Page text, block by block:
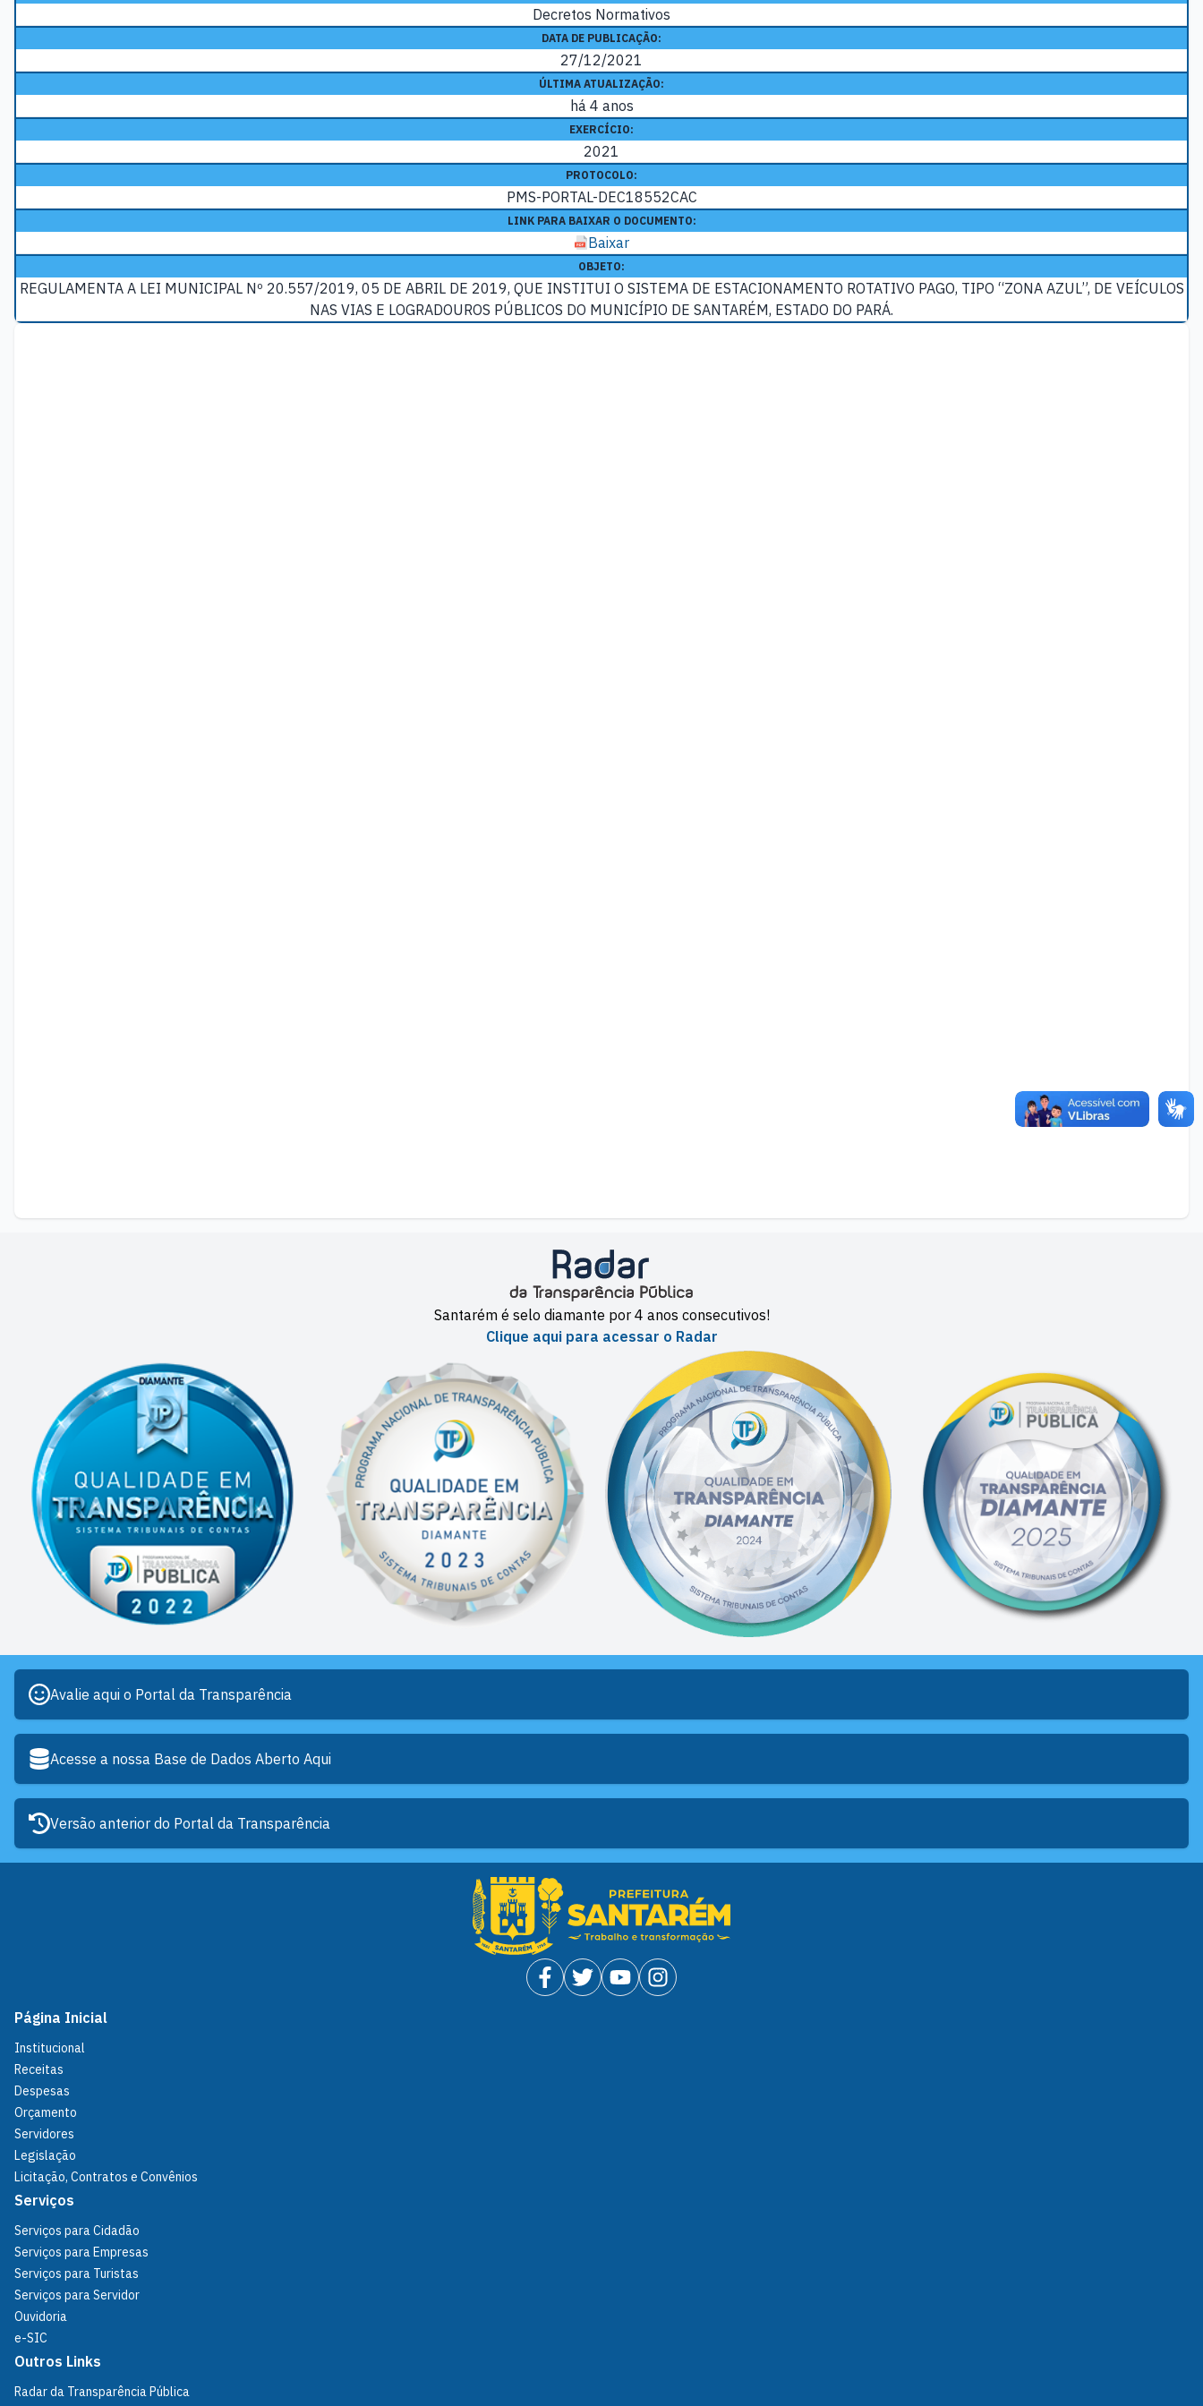
Decretos Normativos
DATA DE PUBLICAÇÃO:
27/12/2021
ÚLTIMA ATUALIZAÇÃO:
há 4 anos
EXERCÍCIO:
2021
PROTOCOLO:
PMS-PORTAL-DEC18552CAC
LINK PARA BAIXAR O DOCUMENTO:
Baixar
OBJETO:
REGULAMENTA A LEI MUNICIPAL Nº 20.557/2019, 05 DE ABRIL DE 2019, QUE INSTITUI O SISTEMA DE ESTACIONAMENTO ROTATIVO PAGO, TIPO “ZONA AZUL”, DE VEÍCULOS
NAS VIAS E LOGRADOUROS PÚBLICOS DO MUNICÍPIO DE SANTARÉM, ESTADO DO PARÁ.
Santarém é selo diamante por 4 anos consecutivos!
Clique aqui para acessar o Radar
Avalie aqui o Portal da Transparência
Acesse a nossa Base de Dados Aberto Aqui
Versão anterior do Portal da Transparência
Página Inicial
Institucional
Receitas
Despesas
Orçamento
Servidores
Legislação
Licitação, Contratos e Convênios
Serviços
Serviços para Cidadão
Serviços para Empresas
Serviços para Turistas
Serviços para Servidor
Ouvidoria
e-SIC
Outros Links
Radar da Transparência Pública